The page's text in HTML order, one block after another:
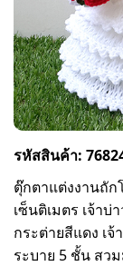
รหัสสินค้า:
ตุ๊กตาแต่งงานถั
เซ็นติเมตร เจ้า
กระต่ายสีแดง เ
ระบาย 5 ชั้น สว